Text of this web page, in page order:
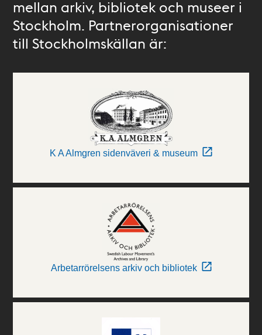
mellan arkiv, bibliotek och museer i
Stockholm. Partnerorganisationer
till Stockholmskällan är:
K A Almgren sidenväveri & museum
Arbetarrörelsens arkiv och bibliotek